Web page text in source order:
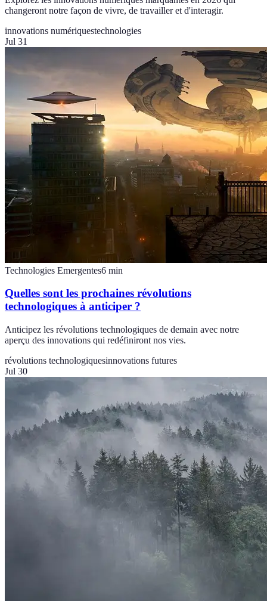
changeront notre façon de vivre, de travailler et d'interagir.
innovations numériquestechnologies
Jul 31
Technologies Emergentes6 min
Quelles sont les prochaines révolutions
technologiques à anticiper ?
Anticipez les révolutions technologiques de demain avec notre
aperçu des innovations qui redéfiniront nos vies.
révolutions technologiquesinnovations futures
Jul 30